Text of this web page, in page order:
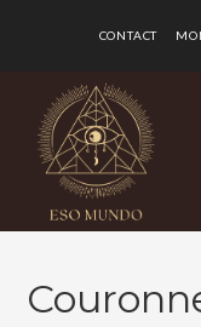
CONTACT